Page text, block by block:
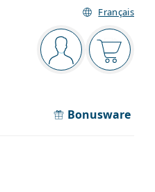
Français
Navigationsleiste
Sie sind Der
Bonusware